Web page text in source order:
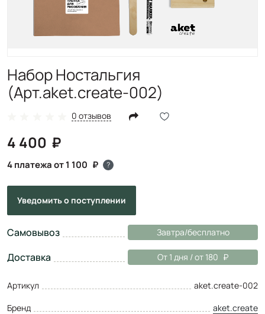
Набор Ностальгия
(Арт.aket.create-002)
0 отзывов
4 400
4 платежа от 1 100 ?
Уведомитьо поступлении
Самовывоз Завтра/бесплатно
Доставка От 1 дня / от 180
Артикул
aket.create-002
Бренд
aket.create